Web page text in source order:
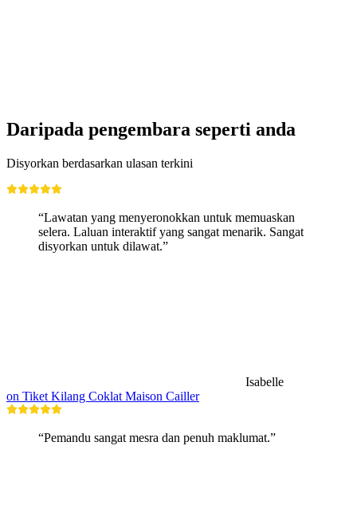
Daripada pengembara seperti anda
Disyorkan berdasarkan ulasan terkini
“Lawatan yang menyeronokkan untuk memuaskan
selera. Laluan interaktif yang sangat menarik. Sangat
disyorkan untuk dilawat.”
Isabelle
on Tiket Kilang Coklat Maison Cailler
“Pemandu sangat mesra dan penuh maklumat.”